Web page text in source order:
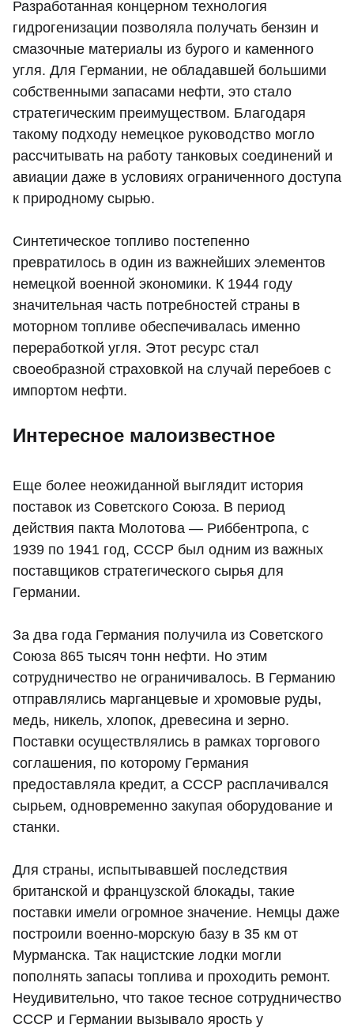
Разработанная концерном технология
гидрогенизации позволяла получать бензин и
смазочные материалы из бурого и каменного
угля. Для Германии, не обладавшей большими
собственными запасами нефти, это стало
стратегическим преимуществом. Благодаря
такому подходу немецкое руководство могло
рассчитывать на работу танковых соединений и
авиации даже в условиях ограниченного доступа
к природному сырью.
Синтетическое топливо постепенно
превратилось в один из важнейших элементов
немецкой военной экономики. К 1944 году
значительная часть потребностей страны в
моторном топливе обеспечивалась именно
переработкой угля. Этот ресурс стал
своеобразной страховкой на случай перебоев с
импортом нефти.
Интересное малоизвестное
Еще более неожиданной выглядит история
поставок из Советского Союза. В период
действия пакта Молотова — Риббентропа, с
1939 по 1941 год, СССР был одним из важных
поставщиков стратегического сырья для
Германии.
За два года Германия получила из Советского
Союза 865 тысяч тонн нефти. Но этим
сотрудничество не ограничивалось. В Германию
отправлялись марганцевые и хромовые руды,
медь, никель, хлопок, древесина и зерно.
Поставки осуществлялись в рамках торгового
соглашения, по которому Германия
предоставляла кредит, а СССР расплачивался
сырьем, одновременно закупая оборудование и
станки.
Для страны, испытывавшей последствия
британской и французской блокады, такие
поставки имели огромное значение. Немцы даже
построили военно-морскую базу в 35 км от
Мурманска. Так нацистские лодки могли
пополнять запасы топлива и проходить ремонт.
Неудивительно, что такое тесное сотрудничество
СССР и Германии вызывало ярость у